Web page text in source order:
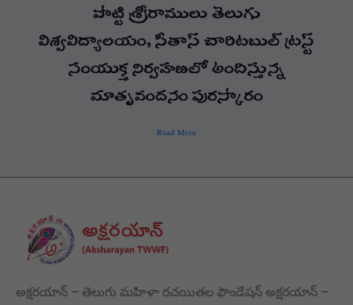
పొట్టి శ్రీరాములు తెలుగు
విశ్వవిద్యాలయం, సీతాస్ చారిటబుల్ ట్రస్ట్
సంయుక్త నిర్వహణలో అందిస్తున్న
మాతృవందనం పురస్కారం
Read More
అక్షరయాన్ – తెలుగు మహిళా రచయితల ఫౌండేషన్ అక్షరయాన్ –